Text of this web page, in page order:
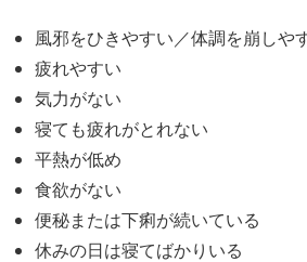
風邪をひきやすい／体調を崩しや
疲れやすい
気力がない
寝ても疲れがとれない
平熱が低め
食欲がない
便秘または下痢が続いている
休みの日は寝てばかりいる